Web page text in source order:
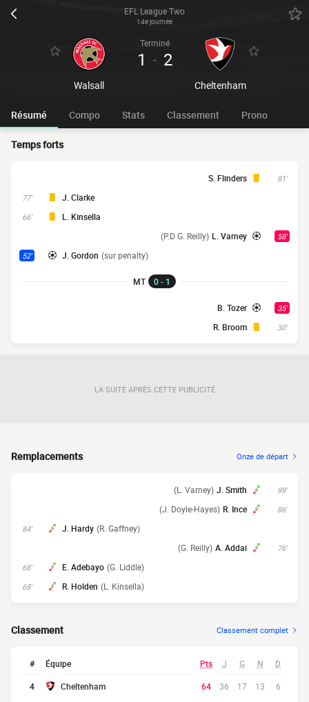
EFL League Two
14e journée
Walsall
Terminé
1 - 2
Cheltenham
Résumé Compo Stats Classement Prono
Temps forts
81'
S. Flinders
77' J. Clarke
66' L. Kinsella
58'
L. Varney
(P.D G. Reilly)
52' J. Gordon (sur penalty)
MT 0 - 1
35'
B. Tozer
30'
R. Broom
LA SUITE APRÈS CETTE PUBLICITÉ
Remplacements Onze de départ
89'
J. Smith
(L. Varney)
86'
R. Ince
(J. Doyle-Hayes)
84' J. Hardy (R. Gaffney)
76'
A. Addai
(G. Reilly)
68' E. Adebayo (G. Liddle)
68' R. Holden (L. Kinsella)
Classement Classement complet
# Équipe Pts J G N D
4 Cheltenham 64 36 17 13
6